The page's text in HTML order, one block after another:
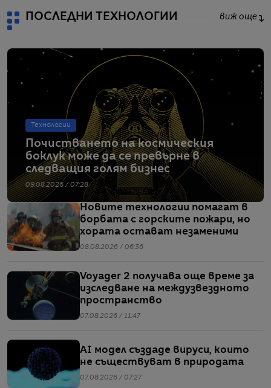
ПОСЛЕДНИ ТЕХНОЛОГИИ виж още
Технологии
Почистването на космическия
боклук може да се превърне в
следващия голям бизнес
09.08.2026 / 07:28
Новите технологии помагат в
борбата с горските пожари, но
хората остават незаменими
08.08.2026 / 06:36
Voyager 2 получава още време за
изследване на междузвездното
пространство
07.08.2026 / 11:47
AI модел създаде вируси, които
не съществуват в природата
07.08.2026 / 07:27